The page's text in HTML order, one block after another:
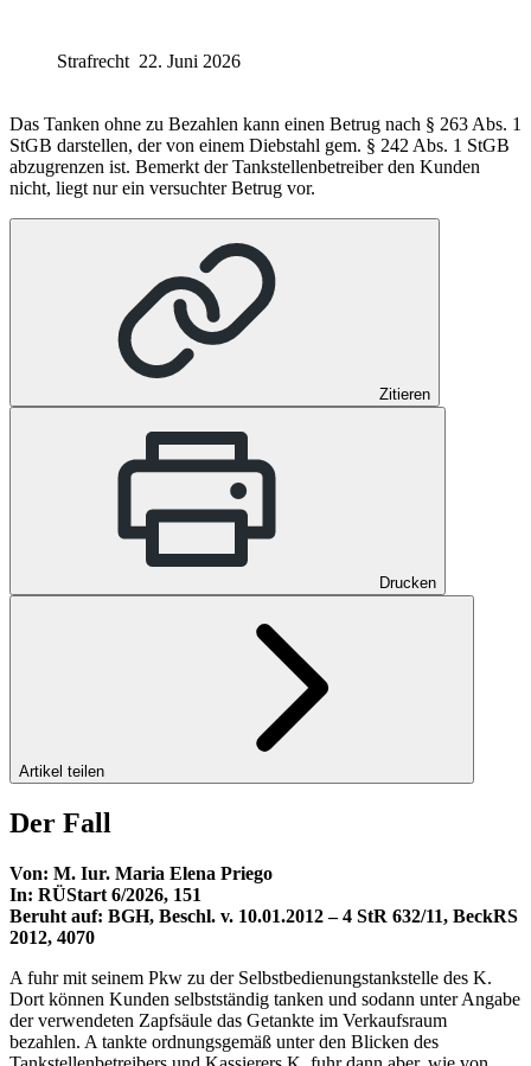
Strafrecht 22. Juni 2026
Das Tanken ohne zu Bezahlen kann einen Betrug nach § 263 Abs. 1
StGB darstellen, der von einem Diebstahl gem. § 242 Abs. 1 StGB
abzugrenzen ist. Bemerkt der Tankstellenbetreiber den Kunden
nicht, liegt nur ein versuchter Betrug vor.
Zitieren
Drucken
Artikel teilen
Der Fall
Von: M. Iur. Maria Elena Priego
In: RÜStart 6/2026, 151
Beruht auf: BGH, Beschl. v. 10.01.2012 – 4 StR 632/11, BeckRS
2012, 4070
A fuhr mit seinem Pkw zu der Selbstbedienungstankstelle des K.
Dort können Kunden selbstständig tanken und sodann unter Angabe
der verwendeten Zapfsäule das Getankte im Verkaufsraum
bezahlen. A tankte ordnungsgemäß unter den Blicken des